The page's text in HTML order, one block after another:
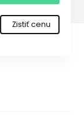
Zistiť cenu